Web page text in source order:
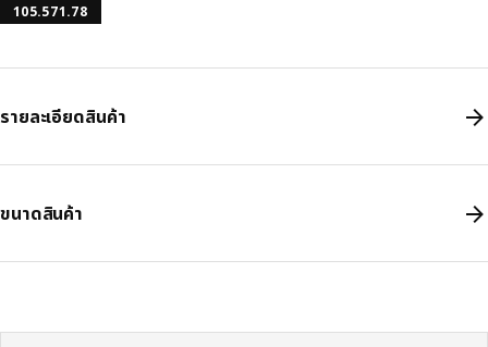
105.571.78
รายละเอียดสินค้า
ขนาดสินค้า